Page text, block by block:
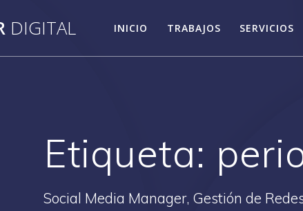
DIGITAL INICIO TRABAJOS SERVICIOS
Etiqueta:
Social Media Manager, Gestión de